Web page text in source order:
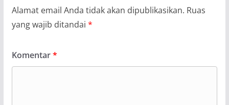
Alamat email Anda tidak akan dipublikasikan. Ruas
yang wajib ditandai *
Komentar*